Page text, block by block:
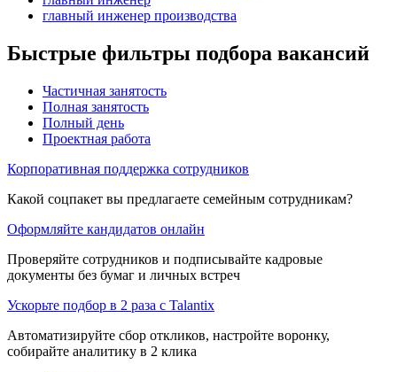
главный инженер производства
Быстрые фильтры подбора вакансий
Частичная занятость
Полная занятость
Полный день
Проектная работа
Корпоративная поддержка сотрудников
Какой соцпакет вы предлагаете семейным сотрудникам?
Оформляйте кандидатов онлайн
Проверяйте сотрудников и подписывайте кадровые
документы без бумаг и личных встреч
Ускорьте подбор в 2 раза с Talantix
Автоматизируйте сбор откликов, настройте воронку,
собирайте аналитику в 2 клика